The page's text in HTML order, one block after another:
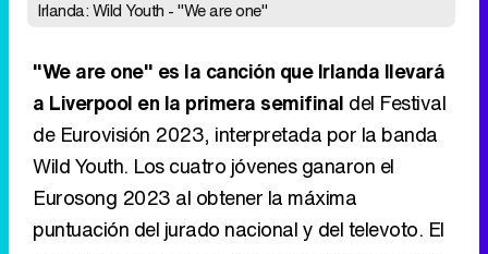
Wild Youth. Los cuatro jóvenes ganaron el
puntuación del jurado nacional y del televoto. El
tema está compuesto por Jörgen Elofsson y los
integrantes del grupo Conor O'Donohoe y Ed
Porter. Por su parte,David Whelan se encarga
de la voz y la guitarra, mientras que Callum
McAdam completa el grupo en la batería. Tras